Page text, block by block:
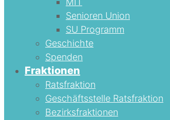
Senioren Union
SU Programm
Geschichte
Spenden
Fraktionen
Ratsfraktion
Geschäftsstelle Ratsfraktion
Bezirksfraktionen